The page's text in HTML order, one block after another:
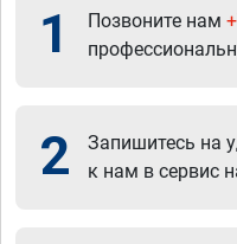
1 Позвоните нам
2
Запишитесь на
к нам в сервис